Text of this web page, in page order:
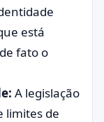
está
fato o
A legislação
limites de